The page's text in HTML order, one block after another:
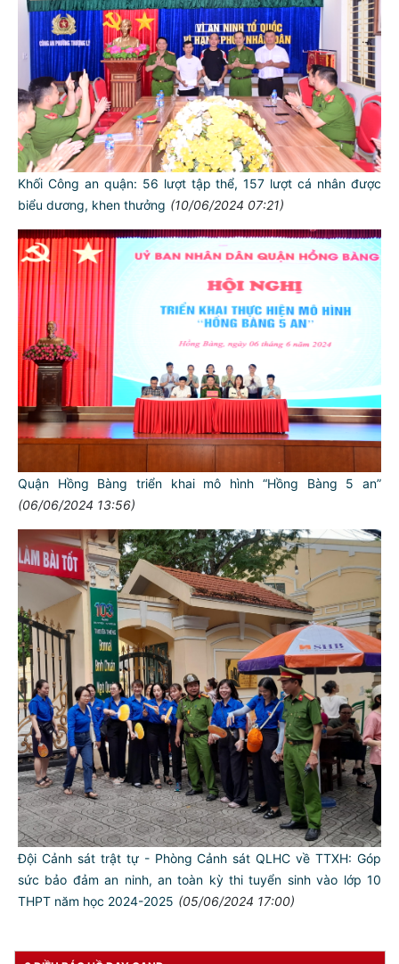
Khối Công an quận: 56 lượt tập thể, 157 lượt cá nhân được
biểu dương, khen thưởng (10/06/2024 07:21)
Quận Hồng Bàng triển khai mô hình “Hồng Bàng 5 an”
(06/06/2024 13:56)
Đội Cảnh sát trật tự - Phòng Cảnh sát QLHC về TTXH: Góp
sức bảo đảm an ninh, an toàn kỳ thi tuyển sinh vào lớp 10
THPT năm học 2024-2025 (05/06/2024 17:00)
TƯ CÁCH
NGƯỜI CÔNG AN CÁCH MỆNH LÀ:
Đối với tự mình, phải
CẦN, KIỆM, LIÊM, CHÍNH
Đối với đồng sự, phải
THÂN ÁI GIÚP ĐỠ
Đối với chính phủ, phải
TUYỆT ĐỐI TRUNG THÀNH
Đối với nhân dân, phải
Đối với công việc, phải